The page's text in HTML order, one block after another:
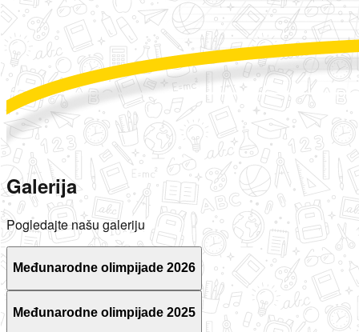
Galerija
Pogledajte našu galeriju
Međunarodne olimpijade 2026
Međunarodne olimpijade 2025